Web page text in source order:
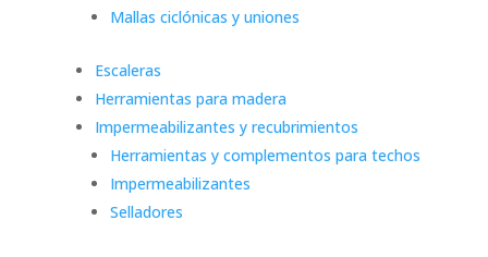
Mallas ciclónicas y uniones
Escaleras
Herramientas para madera
Impermeabilizantes y recubrimientos
Herramientas y complementos para techos
Impermeabilizantes
Selladores